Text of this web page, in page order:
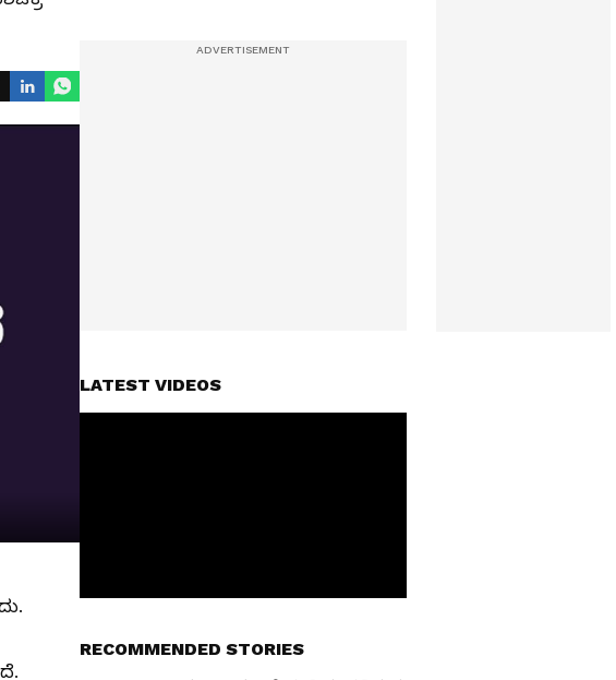
LATEST VIDEOS
RECOMMENDED STORIES